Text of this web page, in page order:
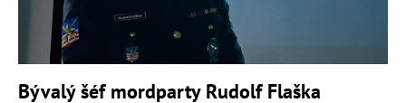
Bývalý šéf mordparty Rudolf Flaška